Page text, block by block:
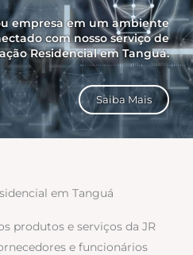
empresa em um ambiente
com nosso serviço de
Residencial em Tanguá.
Saiba Mais
em Tanguá
produtos e serviços da JR
e funcionários